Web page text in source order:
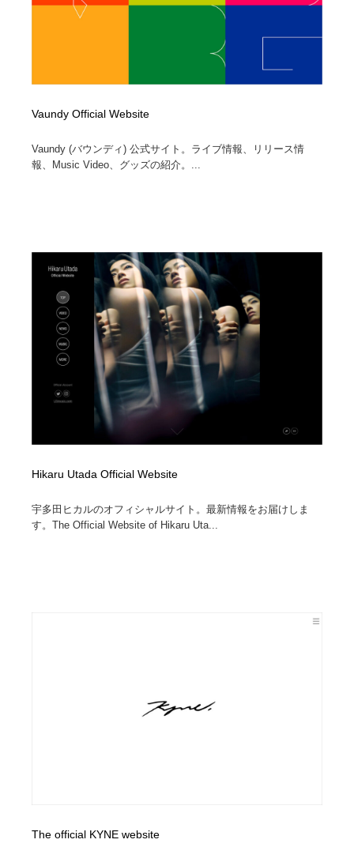
Vaundy Official Website
Vaundy (バウンディ) 公式サイト。ライブ情報、リリース情
報、Music Video、グッズの紹介。...
Hikaru Utada Official Website
宇多田ヒカルのオフィシャルサイト。最新情報をお届けしま
す。The Official Website of Hikaru Uta...
The official KYNE website